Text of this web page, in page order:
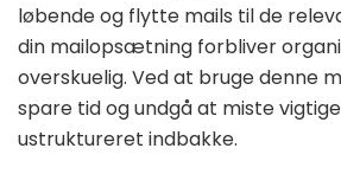
løbende og flytte mails til de
din mailopsætning forbliver
overskuelig. Ved at bruge denne
spare tid og undgå at miste
ustruktureret indbakke.